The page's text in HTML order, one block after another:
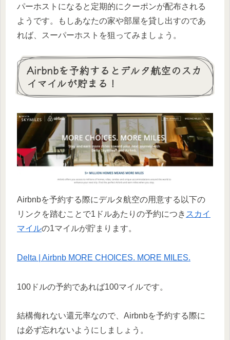
パーホストになると定期的にクーポンが配布される
ようです。もしあなたの家や部屋を貸し出すのであ
れば、スーパーホストを狙ってみましょう。
Airbnbを予約するとデルタ航空のスカ
イマイルが貯まる！
Airbnbを予約する際にデルタ航空の用意する以下の
リンクを踏むことで1ドルあたりの予約につき スカイ
マイルの1マイルが貯まります。
Delta | Airbnb MORE CHOICES. MORE MILES.
100ドルの予約であれば100マイルです。
結構侮れない還元率なので、Airbnbを予約する際に
は必ず忘れないようにしましょう。